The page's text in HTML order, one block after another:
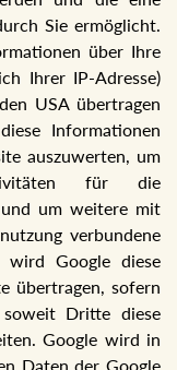
Sie ermöglicht.
über Ihre
Ihrer IP-Adresse)
USA übertragen
Informationen
auszuwerten, um
für die
und um weitere mit
verbundene
wird Google diese
übertragen, sofern
soweit Dritte diese
Google wird in
Daten der Google